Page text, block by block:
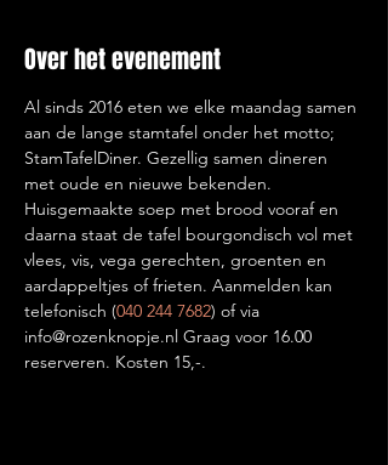
Over het evenement
Al sinds 2016 eten we elke maandag samen
aan de lange stamtafel onder het motto;
StamTafelDiner. Gezellig samen dineren
met oude en nieuwe bekenden.
Huisgemaakte soep met brood vooraf en
daarna staat de tafel bourgondisch vol met
vlees, vis, vega gerechten, groenten en
aardappeltjes of frieten. Aanmelden kan
telefonisch (040 244 7682) of via
info@rozenknopje.nl Graag voor 16.00
reserveren. Kosten 15,-.